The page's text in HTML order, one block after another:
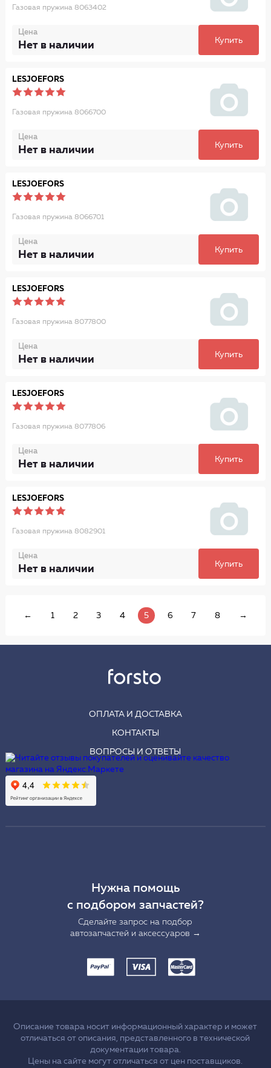
Газовая пружина 8063402
Цена
Нет в наличии Купить
LESJOEFORS
Газовая пружина 8066700
Цена
Нет в наличии Купить
LESJOEFORS
Газовая пружина 8066701
Цена
Нет в наличии Купить
LESJOEFORS
Газовая пружина 8077800
Цена
Нет в наличии Купить
LESJOEFORS
Газовая пружина 8077806
Цена
Нет в наличии Купить
LESJOEFORS
Газовая пружина 8082901
Цена
Нет в наличии Купить
← 1 2 3 4 5 6 7 8 →
ОПЛАТА И ДОСТАВКА
КОНТАКТЫ
ВОПРОСЫ И ОТВЕТЫ
Нужна помощь
с подбором запчастей?
Сделайте запрос на подбор
автозапчастей и аксессуаров →
Описание товара носит информационный характер и может
отличаться от описания, представленного в технической
документации товара.
Цены на сайте могут отличаться от цен поставщиков.